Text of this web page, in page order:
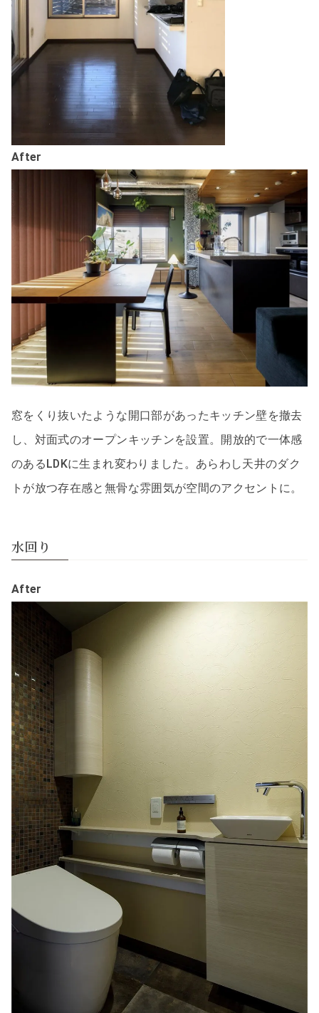
After
窓をくり抜いたような開口部があったキッチン壁を撤去
し、対面式のオープンキッチンを設置。開放的で一体感
のあるLDKに生まれ変わりました。あらわし天井のダク
トが放つ存在感と無骨な雰囲気が空間のアクセントに。
水回り
After